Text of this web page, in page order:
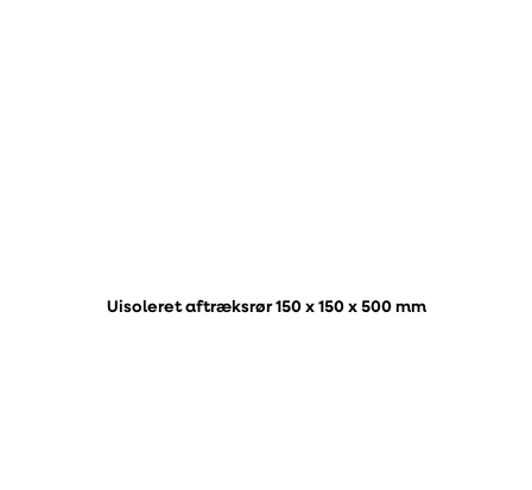
Uisoleret aftræksrør 150 x 150 x 500 mm